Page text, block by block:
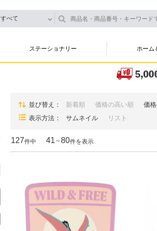
すべて
ステーショナリー ホーム
並び替え 新着順 価格の高い順 価
表示方法
サムネイル リスト
127件中 41 ～80件を表示